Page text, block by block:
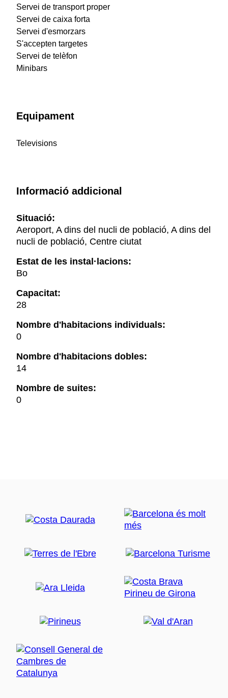
Servei de transport proper
Servei de caixa forta
Servei d'esmorzars
S'accepten targetes
Servei de telèfon
Minibars
Equipament
Televisions
Informació addicional
Situació:
Aeroport, A dins del nucli de població, A dins del
nucli de població, Centre ciutat
Estat de les instal·lacions:
Bo
Capacitat:
28
Nombre d'habitacions individuals:
0
Nombre d'habitacions dobles:
14
Nombre de suites:
0